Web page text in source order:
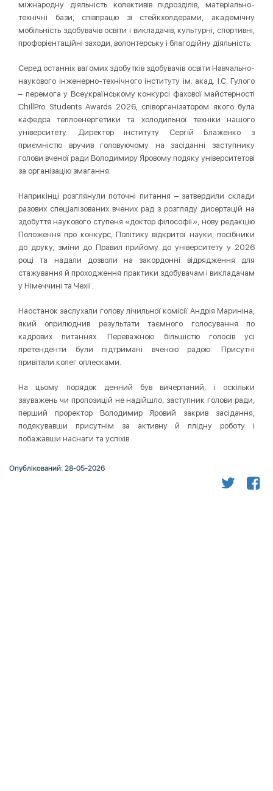
міжнародну діяльність колективів підрозділів, матеріально-
технічні бази, співпрацю зі стейкхолдерами, академічну
мобільність здобувачів освіти і викладачів, культурні, спортивні,
профорієнтаційні заходи, волонтерську і благодійну діяльність.
Серед останніх вагомих здобутків здобувачів освіти Навчально-
наукового інженерно-технічного інституту ім. акад. І.С. Гулого
– перемога у Всеукраїнському конкурсі фахової майстерності
ChillPro Students Awards 2026, співорганізатором якого була
кафедра теплоенергетики та холодильної техніки нашого
університету. Директор інституту Сергій Блаженко з
приємністю вручив головуючому на засіданні заступнику
голови вченої ради Володимиру Яровому подяку університетові
за організацію змагання.
Наприкінці розглянули поточні питання – затвердили склади
разових спеціалізованих вчених рад з розгляду дисертацій на
здобуття наукового ступеня «доктор філософії», нову редакцію
Положення про конкурс, Політику відкритої науки, посібники
до друку, зміни до Правил прийому до університету у 2026
році та надали дозволи на закордонні відрядження для
стажування й проходження практики здобувачам і викладачам
у Німеччині та Чехії.
Наостанок заслухали голову лічильної комісії Андрія Мариніна,
який оприлюднив результати таємного голосування по
кадрових питаннях. Переважною більшістю голосів усі
претенденти були підтримані вченою радою. Присутні
привітали колег оплесками.
На цьому порядок денний був вичерпаний, і оскільки
зауважень чи пропозицій не надійшло, заступник голови ради,
перший проректор Володимир Яровий закрив засідання,
подякувавши присутнім за активну й плідну роботу і
побажавши наснаги та успіхів.
Опублікований: 28-05-2026